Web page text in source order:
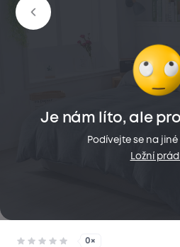
0×
Je nám líto, ale
Podívejte se na jiné
Ložní